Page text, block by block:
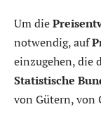
Um die
notwendig, auf
einzugehen, die
Statistische
von Gütern, von